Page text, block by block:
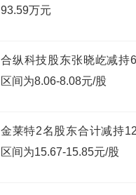
93.59万元
合纵科技股东张晓屹减持
区间为8.06-8.08元/股
金莱特2名股东合计减持
区间为15.67-15.85元/股